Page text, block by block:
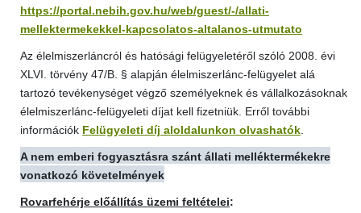
https://portal.nebih.gov.hu/web/guest/-/allati-
mellektermekekkel-kapcsolatos-altalanos-utmutato
Az élelmiszerláncról és hatósági felügyeletéről szóló 2008. évi
XLVI. törvény 47/B. § alapján élelmiszerlánc-felügyelet alá
tartozó tevékenységet végző személyeknek és vállalkozásoknak
élelmiszerlánc-felügyeleti díjat kell fizetniük. Erről további
információk Felügyeleti díj aloldalunkon olvashatók.
A nem emberi fogyasztásra szánt állati melléktermékekre
vonatkozó követelmények
Rovarfehérje előállítás üzemi feltételei: